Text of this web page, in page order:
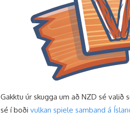
Gakktu úr skugga um að NZD sé valið
sé í boði vulkan spiele samband á